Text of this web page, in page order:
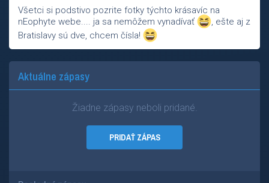
Všetci si podstivo pozrite fotky týchto krásavíc na
nEophyte webe.... ja sa nemôžem vynadívať
, ešte aj z
Bratislavy sú dve, chcem čísla!
Aktuálne zápasy
Žiadne zápasy neboli pridané.
PRIDAŤ ZÁPAS